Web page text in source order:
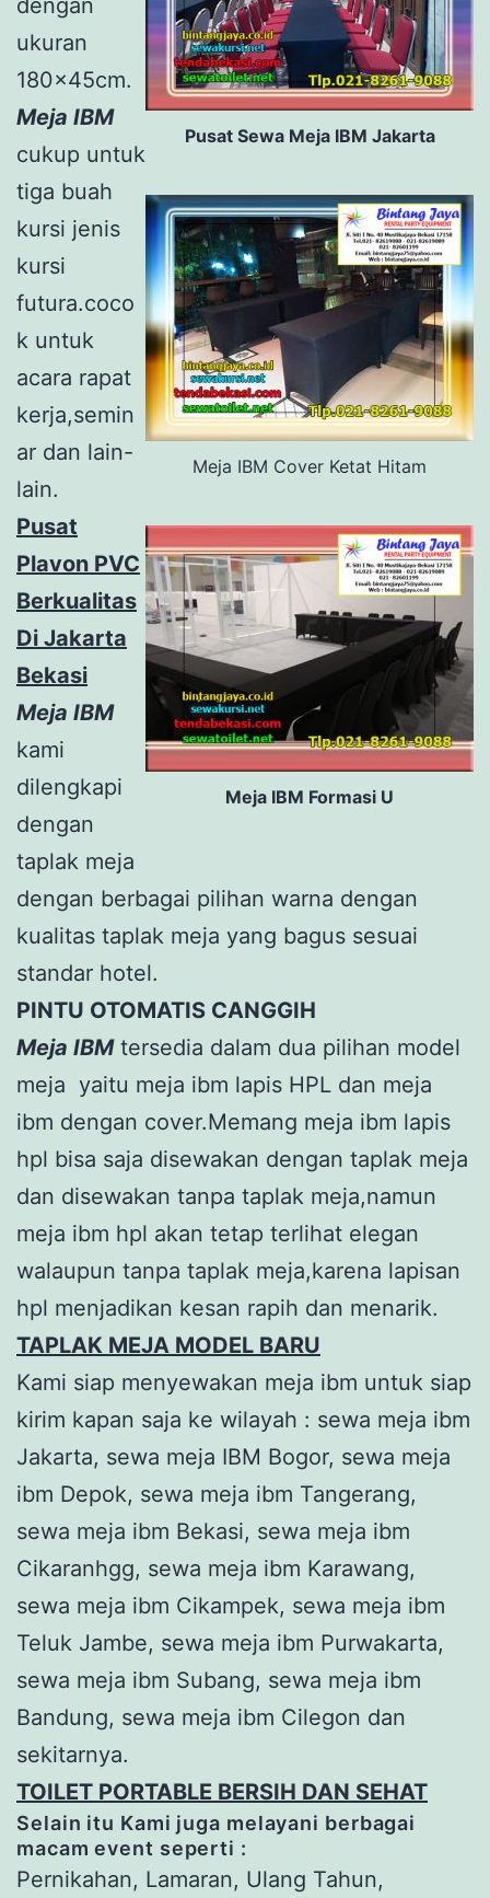
Pusat Sewa Meja IBM Jakarta
Meja IBM Cover Ketat Hitam
Meja IBM Formasi U
dengan
ukuran
180x45cm.
Meja IBM
cukup untuk
tiga buah
kursi jenis
kursi
futura.coco
k untuk
acara rapat
kerja,semin
ar dan lain-
lain.
Pusat
Plavon PVC
Berkualitas
Di Jakarta
Bekasi
Meja IBM
kami
dilengkapi
dengan
taplak meja
dengan berbagai pilihan warna dengan
kualitas taplak meja yang bagus sesuai
standar hotel.
PINTU OTOMATIS CANGGIH
Meja IBM tersedia dalam dua pilihan model
meja yaitu meja ibm lapis HPL dan meja
ibm dengan cover.Memang meja ibm lapis
hpl bisa saja disewakan dengan taplak meja
dan disewakan tanpa taplak meja,namun
meja ibm hpl akan tetap terlihat elegan
walaupun tanpa taplak meja,karena lapisan
hpl menjadikan kesan rapih dan menarik.
TAPLAK MEJA MODEL BARU
Kami siap menyewakan meja ibm untuk siap
kirim kapan saja ke wilayah : sewa meja ibm
Jakarta, sewa meja IBM Bogor, sewa meja
ibm Depok, sewa meja ibm Tangerang,
sewa meja ibm Bekasi, sewa meja ibm
Cikaranhgg, sewa meja ibm Karawang,
sewa meja ibm Cikampek, sewa meja ibm
Teluk Jambe, sewa meja ibm Purwakarta,
sewa meja ibm Subang, sewa meja ibm
Bandung, sewa meja ibm Cilegon dan
sekitarnya.
TOILET PORTABLE BERSIH DAN SEHAT
Selain itu Kami juga melayani berbagai
macam event seperti :
Pernikahan, Lamaran, Ulang Tahun,